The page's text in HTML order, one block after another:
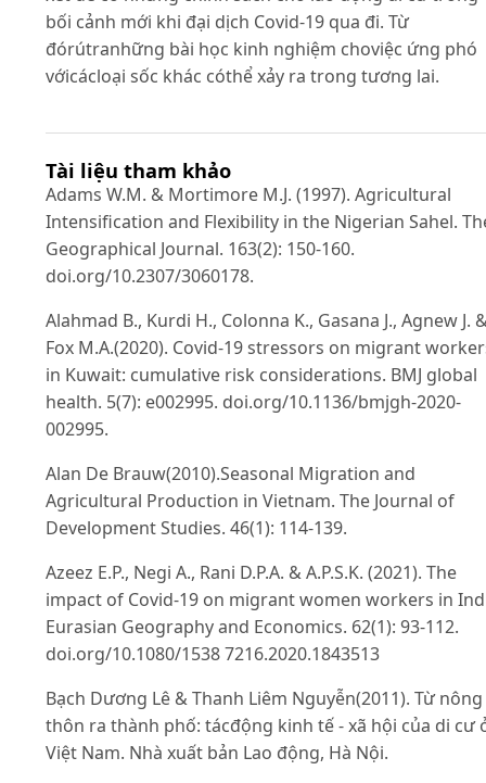
bối cảnh mới khi đại dịch Covid-19 qua đi. Từ
đórútranhững bài học kinh nghiệm choviệc ứng phó
vớicácloại sốc khác cóthể xảy ra trong tương lai.
Tài liệu tham khảo
Adams W.M. & Mortimore M.J. (1997). Agricultural
Intensification and Flexibility in the Nigerian Sahel.
Geographical Journal. 163(2): 150-160.
doi.org/10.2307/3060178.
Alahmad B., Kurdi H., Colonna K., Gasana J., Agnew J.
Fox M.A.(2020). Covid-19 stressors on migrant
in Kuwait: cumulative risk considerations. BMJ global
health. 5(7): e002995. doi.org/10.1136/bmjgh-2020-
002995.
Alan De Brauw(2010).Seasonal Migration and
Agricultural Production in Vietnam. The Journal of
Development Studies. 46(1): 114-139.
Azeez E.P., Negi A., Rani D.P.A. & A.P.S.K. (2021). The
impact of Covid-19 on migrant women workers in
Eurasian Geography and Economics. 62(1): 93-112.
doi.org/10.1080/1538 7216.2020.1843513
Bạch Dương Lê & Thanh Liêm Nguyễn(2011). Từ nông
thôn ra thành phố: tácđộng kinh tế - xã hội của di cư
Việt Nam. Nhà xuất bản Lao động, Hà Nội.